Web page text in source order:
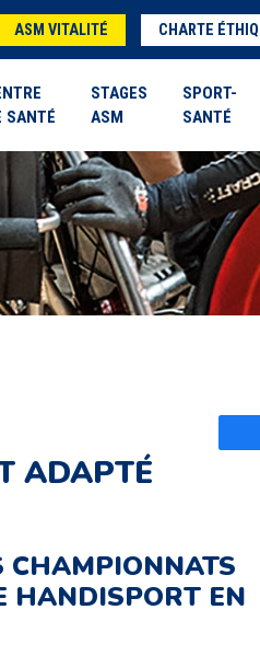
ASM VITALITÉ CHARTE
SANTÉ
STAGES
ASM
SPORT-
SANTÉ
ADAPTÉ
CHAMPIONNATS
HANDISPORT EN